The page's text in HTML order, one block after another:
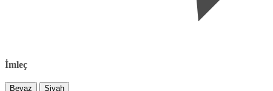
İmleç
Beyaz Siyah